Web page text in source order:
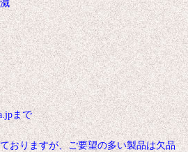
まで
おりますが、ご要望の多い製品は欠品